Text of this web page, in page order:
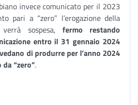
invece comunicato per il 2023
pari a “zero” l’erogazione della
sospesa, fermo restando
entro il 31 gennaio 2024
di produrre per l’anno 2024
“zero”.